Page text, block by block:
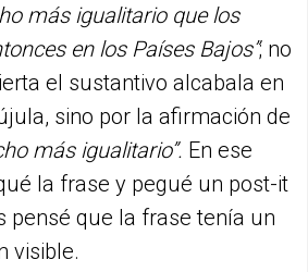
más igualitario que los
en los Países Bajos”; no
el sustantivo alcabala en
sino por la afirmación de
más igualitario”. En ese
la frase y pegué un post-it
pensé que la frase tenía un
visible.